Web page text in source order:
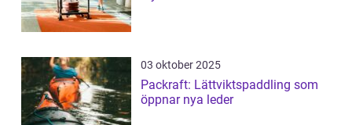
03 oktober 2025
Packraft: Lättviktspaddling som
öppnar nya leder